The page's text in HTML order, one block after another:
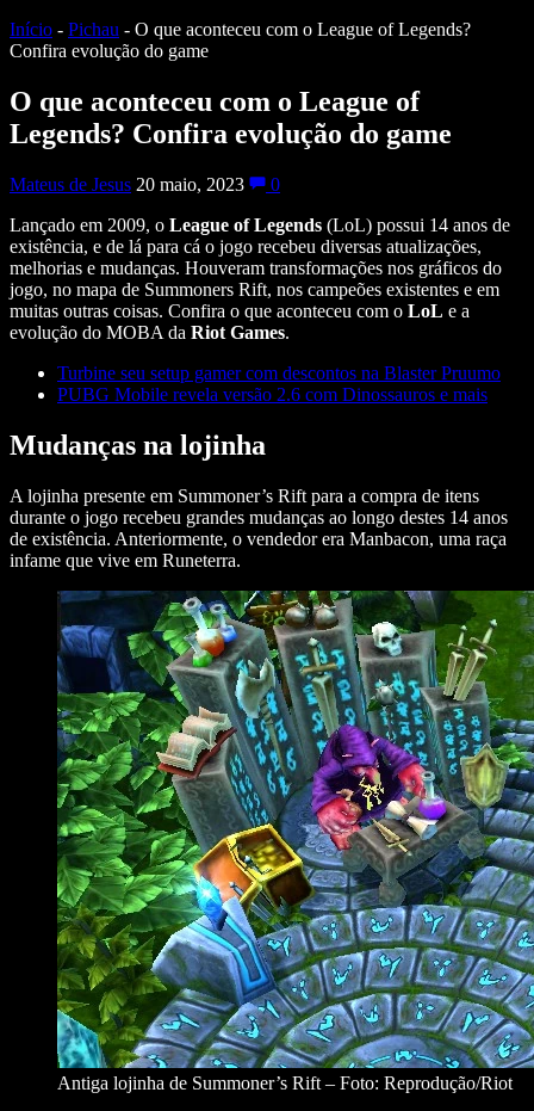
Início - Pichau - O que aconteceu com o League of Legends?
Confira evolução do game
O que aconteceu com o League of
Legends? Confira evolução do game
Mateus de Jesus 20 maio, 2023
0
Lançado em 2009, o League of Legends (LoL) possui 14 anos de
existência, e de lá para cá o jogo recebeu diversas atualizações,
melhorias e mudanças. Houveram transformações nos gráficos do
jogo, no mapa de Summoners Rift, nos campeões existentes e em
muitas outras coisas. Confira o que aconteceu com o LoL e a
evolução do MOBA da Riot Games.
Turbine seu setup gamer com descontos na Blaster Pruumo
PUBG Mobile revela versão 2.6 com Dinossauros e mais
Mudanças na lojinha
A lojinha presente em Summoner’s Rift para a compra de itens
durante o jogo recebeu grandes mudanças ao longo destes 14 anos
de existência. Anteriormente, o vendedor era Manbacon, uma raça
infame que vive em Runeterra.
Antiga lojinha de Summoner’s Rift – Foto: Reprodução/Riot